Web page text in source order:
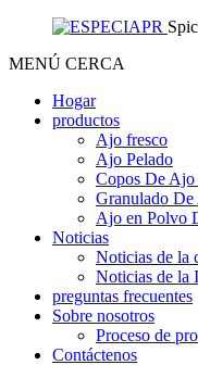
MENÚ CERCA
Hogar
productos
Ajo fresco
Ajo Pelado
Copos De Ajo
Granulado
Ajo en Polvo
Noticias
Noticias de la
Noticias de la
preguntas frecuentes
Sobre nosotros
Proceso de
Contáctenos